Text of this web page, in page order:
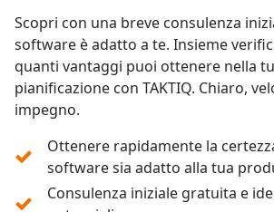
Scopri con una breve consulenza
software è adatto a te. Insieme
quanti vantaggi puoi ottenere nella
pianificazione con TAKTIQ. Chiaro,
impegno.
Ottenere rapidamente la
software sia adatto alla tua
Consulenza iniziale gratuita e